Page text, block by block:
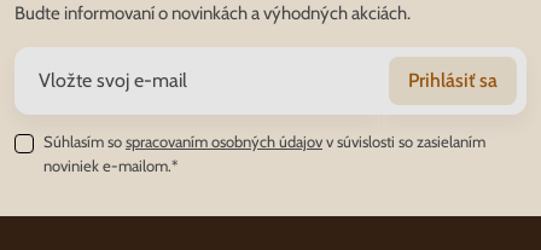
Budte informovaní o novinkách a výhodných akciách.
Prihlásiť sa
Súhlasím sospracovaním osobných údajovv súvislosti so zasielaním
noviniek e-mailom.*